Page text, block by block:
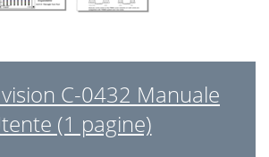
C-0432 Manuale
(1 pagine)